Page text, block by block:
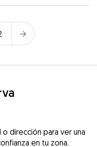
dirección para ver una
en tu zona.